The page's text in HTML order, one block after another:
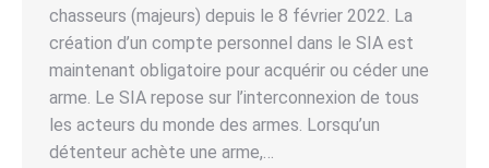
chasseurs (majeurs) depuis le 8 février 2022. La
création d’un compte personnel dans le SIA est
maintenant obligatoire pour acquérir ou céder une
arme. Le SIA repose sur l’interconnexion de tous
les acteurs du monde des armes. Lorsqu’un
détenteur achète une arme,…